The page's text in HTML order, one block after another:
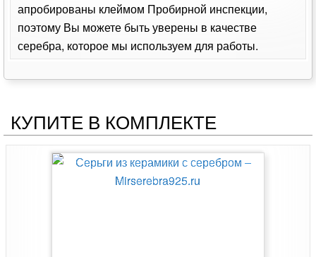
апробированы клеймом Пробирной инспекции,
поэтому Вы можете быть уверены в качестве
серебра, которое мы используем для работы.
КУПИТЕ В КОМПЛЕКТЕ